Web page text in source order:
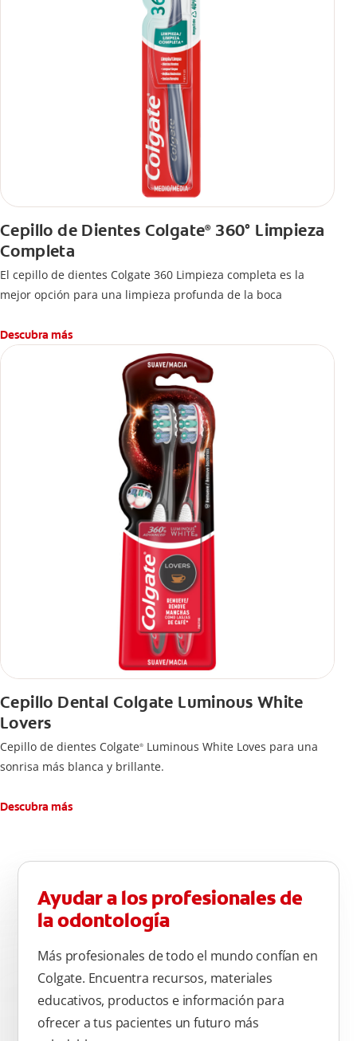
Cepillo de Dientes Colgate®360° Limpieza
Completa
El cepillo de dientes Colgate 360 Limpieza completa es la
mejor opción para una limpieza profunda de la boca
Descubra más
Cepillo Dental Colgate Luminous White
Lovers
Cepillo de dientes Colgate® Luminous White Loves para una
sonrisa más blanca y brillante.
Descubra más
Ayudar a los profesionales de
la odontología
Más profesionales de todo el mundo confían en
Colgate. Encuentra recursos, materiales
educativos, productos e información para
ofrecer a tus pacientes un futuro más